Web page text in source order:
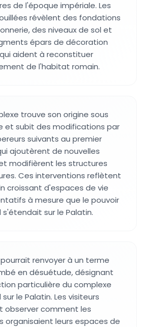
de l'époque impériale. Les
révèlent des fondations
des niveaux de sol et
épars de décoration
aident à reconstituer
de l'habitat romain.
trouve son origine sous
et subit des modifications par
suivants au premier
ajoutèrent de nouvelles
modifièrent les structures
Ces interventions reflètent
croissant d'espaces de vie
à mesure que le pouvoir
s'étendait sur le Palatin.
renvoyer à un terme
en désuétude, désignant
particulière du complexe
le Palatin. Les visiteurs
observer comment les
organisaient leurs espaces de